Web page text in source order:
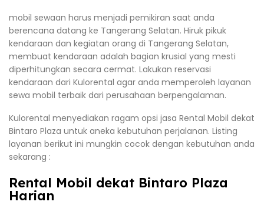
mobil sewaan harus menjadi pemikiran saat anda
berencana datang ke Tangerang Selatan. Hiruk pikuk
kendaraan dan kegiatan orang di Tangerang Selatan,
membuat kendaraan adalah bagian krusial yang mesti
diperhitungkan secara cermat. Lakukan reservasi
kendaraan dari Kulorental agar anda memperoleh layanan
sewa mobil terbaik dari perusahaan berpengalaman.
Kulorental menyediakan ragam opsi jasa Rental Mobil dekat
Bintaro Plaza untuk aneka kebutuhan perjalanan. Listing
layanan berikut ini mungkin cocok dengan kebutuhan anda
sekarang :
Rental Mobil dekat Bintaro Plaza
Harian